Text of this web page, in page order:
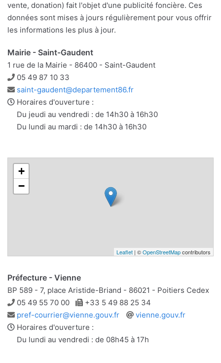
vente, donation) fait l'objet d'une publicité foncière. Ces
données sont mises à jours régulièrement pour vous offrir
les informations les plus à jour.
Mairie - Saint-Gaudent
1 rue de la Mairie - 86400 - Saint-Gaudent
Téléphone
05 49 87 10 33
Adresse
e-
mail
saint-gaudent@departement86.fr
Horaires d'ouverture :
Du jeudi au vendredi : de 14h30 à 16h30
Du lundi au mardi : de 14h30 à 16h30
+
−
Leaflet | ©OpenStreetMapcontributors
Préfecture - Vienne
BP 589 - 7, place Aristide-Briand - 86021 - Poitiers Cedex
Téléphone
05 49 55 70 00 Télécopie
+33 5 49 88 25 34
Adresse
e-
mail
pref-courrier@vienne.gouv.fr
Site
vienne.gouv.fr
Horaires d'ouverture :
Du lundi au vendredi : de 08h45 à 17h